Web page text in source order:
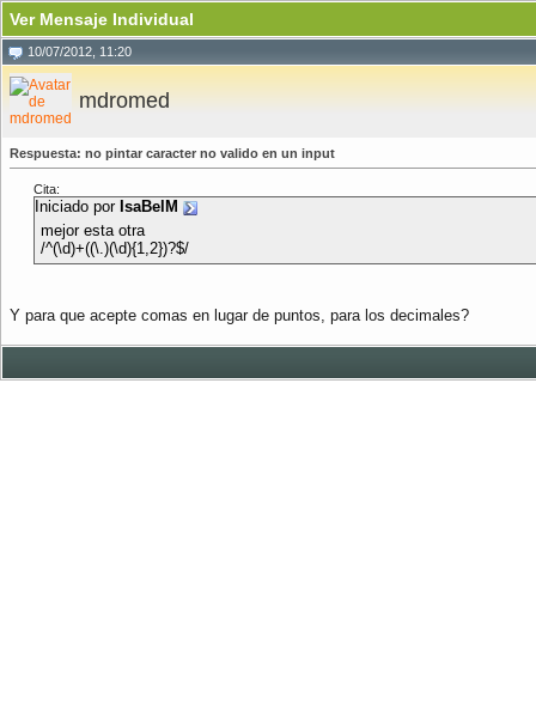
Ver Mensaje Individual
10/07/2012, 11:20
mdromed
Respuesta: no pintar caracter no valido en un input
Cita:
Iniciado por IsaBelM
mejor esta otra
/^(\d)+((\.)(\d){1,2})?$/
Y para que acepte comas en lugar de puntos, para los decimales?